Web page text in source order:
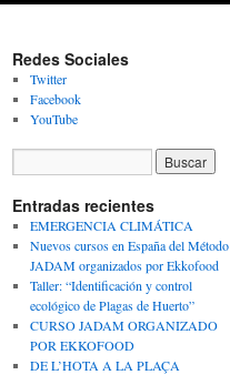
Redes Sociales
Twitter
Facebook
YouTube
Entradas recientes
EMERGENCIA CLIMÁTICA
Nuevos cursos en España del Método
JADAM organizados por Ekkofood
Taller: “Identificación y control
ecológico de Plagas de Huerto”
CURSO JADAM ORGANIZADO
POR EKKOFOOD
DE L’HOTA A LA PLAÇA